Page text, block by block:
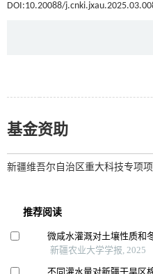
DOI:10.20088/
基金资助
新疆维吾尔自治区重大科技专项项